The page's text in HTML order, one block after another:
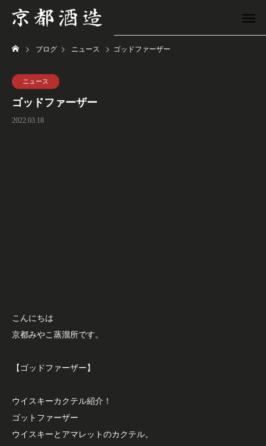
ブログ ニュース ゴッドファーザー
ニュース
ゴッドファーザー
2022.03.18
こんにちは
京都みやこ蒸溜所です。
【ゴッドファーザー】
ウイスキーカクテル紹介！
ゴットファーザー
ウイスキーとアマレットのカクテル。